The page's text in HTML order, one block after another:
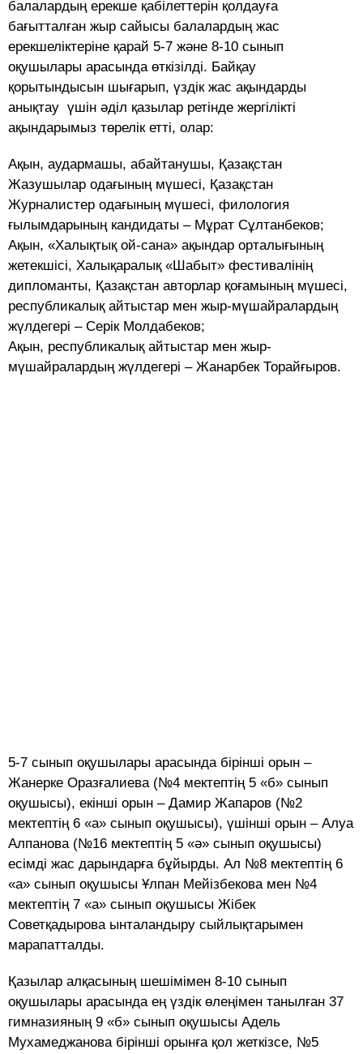
балалардың ерекше қабілеттерін қолдауға
бағытталған жыр сайысы балалардың жас
ерекшеліктеріне қарай 5-7 және 8-10 сынып
оқушылары арасында өткізілді. Байқау
қорытындысын шығарып, үздік жас ақындарды
анықтау үшін әділ қазылар ретінде жергілікті
ақындарымыз төрелік етті, олар:
Ақын, аудармашы, абайтанушы, Қазақстан
Жазушылар одағының мүшесі, Қазақстан
Журналистер одағының мүшесі, филология
ғылымдарының кандидаты – Мұрат Сұлтанбеков;
Ақын, «Халықтық ой-сана» ақындар орталығының
жетекшісі, Халықаралық «Шабыт» фестивалінің
дипломанты, Қазақстан авторлар қоғамының мүшесі,
республикалық айтыстар мен жыр-мүшайралардың
жүлдегері – Серік Молдабеков;
Ақын, республикалық айтыстар мен жыр-
мүшайралардың жүлдегері – Жанарбек Торайғыров.
5-7 сынып оқушылары арасында бірінші орын –
Жанерке Оразғалиева (№4 мектептің 5 «б» сынып
оқушысы), екінші орын – Дамир Жапаров (№2
мектептің 6 «а» сынып оқушысы), үшінші орын – Алуа
Алпанова (№16 мектептің 5 «ә» сынып оқушысы)
есімді жас дарындарға бұйырды. Ал №8 мектептің 6
«а» сынып оқушысы Ұлпан Мейізбекова мен №4
мектептің 7 «а» сынып оқушысы Жібек
Советқадырова ынталандыру сыйлықтарымен
марапатталды.
Қазылар алқасының шешімімен 8-10 сынып
оқушылары арасында ең үздік өлеңімен танылған 37
гимназияның 9 «б» сынып оқушысы Адель
Мухамеджанова бірінші орынға қол жеткізсе, №5